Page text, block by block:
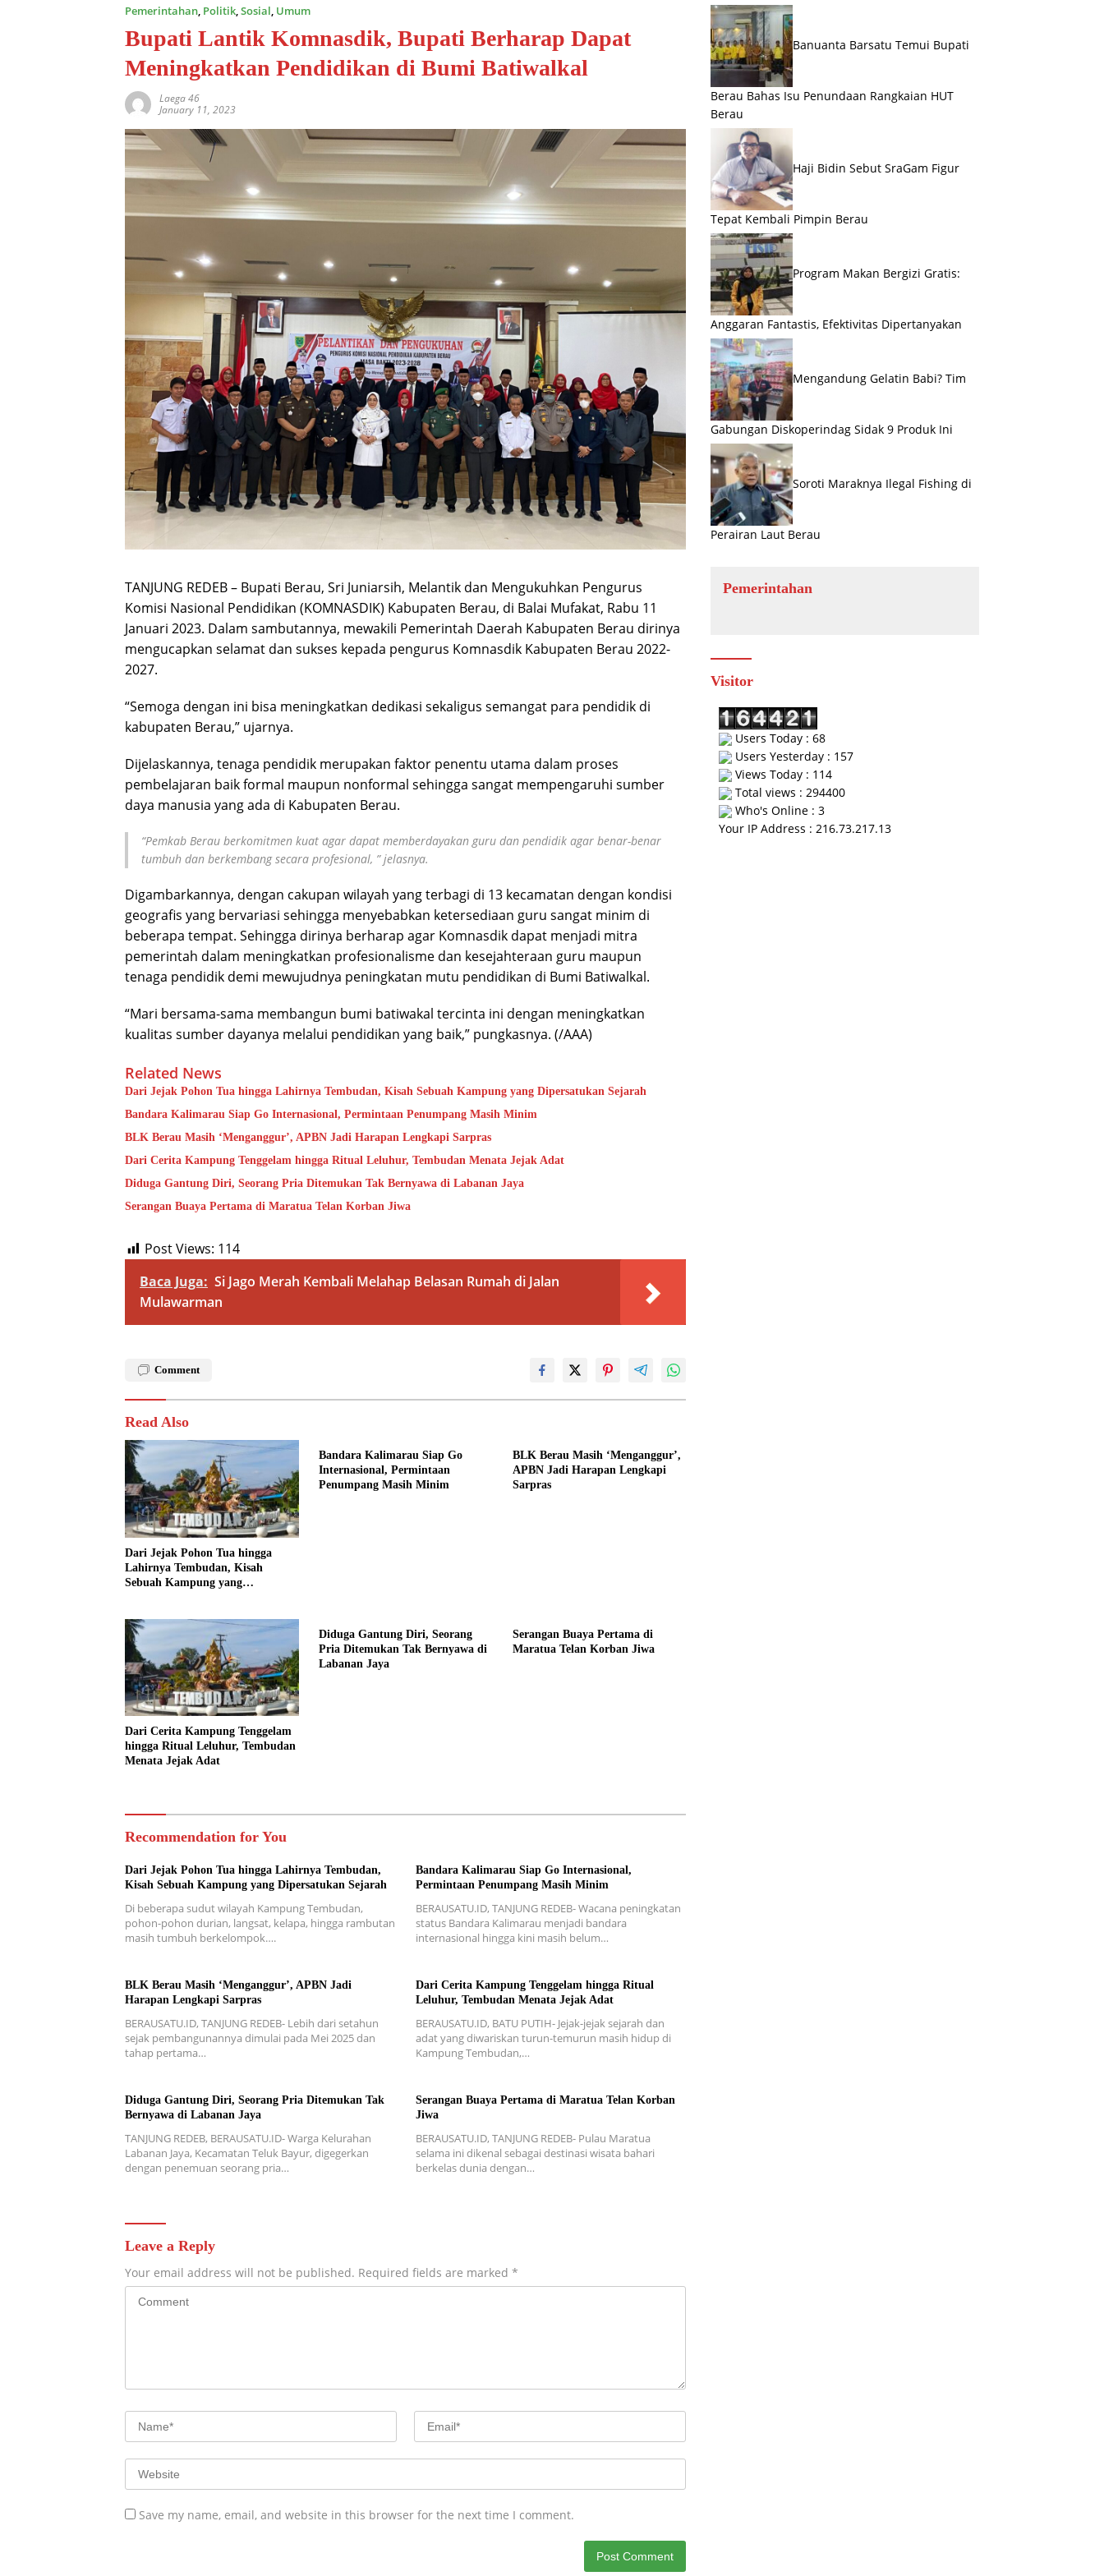
Pemerintahan, Politik,Sosial, Umum
Bupati Lantik Komnasdik, Bupati Berharap Dapat
Meningkatkan Pendidikan di Bumi Batiwalkal
Laega 46
January 11, 2023
TANJUNG REDEB – Bupati Berau, Sri Juniarsih, Melantik dan Mengukuhkan Pengurus
Komisi Nasional Pendidikan (KOMNASDIK) Kabupaten Berau, di Balai Mufakat, Rabu 11
Januari 2023. Dalam sambutannya, mewakili Pemerintah Daerah Kabupaten Berau dirinya
mengucapkan selamat dan sukses kepada pengurus Komnasdik Kabupaten Berau 2022-
2027.
“Semoga dengan ini bisa meningkatkan dedikasi sekaligus semangat para pendidik di
kabupaten Berau,” ujarnya.
Dijelaskannya, tenaga pendidik merupakan faktor penentu utama dalam proses
pembelajaran baik formal maupun nonformal sehingga sangat mempengaruhi sumber
daya manusia yang ada di Kabupaten Berau.
“Pemkab Berau berkomitmen kuat agar dapat memberdayakan guru dan pendidik agar benar-benar
tumbuh dan berkembang secara profesional, ” jelasnya.
Digambarkannya, dengan cakupan wilayah yang terbagi di 13 kecamatan dengan kondisi
geografis yang bervariasi sehingga menyebabkan ketersediaan guru sangat minim di
beberapa tempat. Sehingga dirinya berharap agar Komnasdik dapat menjadi mitra
pemerintah dalam meningkatkan profesionalisme dan kesejahteraan guru maupun
tenaga pendidik demi mewujudnya peningkatan mutu pendidikan di Bumi Batiwalkal.
“Mari bersama-sama membangun bumi batiwakal tercinta ini dengan meningkatkan
kualitas sumber dayanya melalui pendidikan yang baik,” pungkasnya. (/AAA)
Related News
Dari Jejak Pohon Tua hingga Lahirnya Tembudan, Kisah Sebuah Kampung yang Dipersatukan Sejarah
Bandara Kalimarau Siap Go Internasional, Permintaan Penumpang Masih Minim
BLK Berau Masih ‘Menganggur’, APBN Jadi Harapan Lengkapi Sarpras
Dari Cerita Kampung Tenggelam hingga Ritual Leluhur, Tembudan Menata Jejak Adat
Diduga Gantung Diri, Seorang Pria Ditemukan Tak Bernyawa di Labanan Jaya
Serangan Buaya Pertama di Maratua Telan Korban Jiwa
Post Views: 114
Baca Juga: Si Jago Merah Kembali Melahap Belasan Rumah di Jalan
Mulawarman
Comment
Read Also
Dari Jejak Pohon Tua hingga
Lahirnya Tembudan, Kisah
Sebuah Kampung yang
Bandara Kalimarau Siap Go
Internasional, Permintaan
Penumpang Masih Minim
BLK Berau Masih ‘Menganggur’,
APBN Jadi Harapan Lengkapi
Sarpras
Dari Cerita Kampung Tenggelam
hingga Ritual Leluhur, Tembudan
Menata Jejak Adat
Diduga Gantung Diri, Seorang
Pria Ditemukan Tak Bernyawa di
Labanan Jaya
Serangan Buaya Pertama di
Maratua Telan Korban Jiwa
Recommendation for You
Dari Jejak Pohon Tua hingga Lahirnya Tembudan,
Kisah Sebuah Kampung yang Dipersatukan Sejarah
Di beberapa sudut wilayah Kampung Tembudan,
pohon-pohon durian, langsat, kelapa, hingga rambutan
masih tumbuh berkelompok….
Bandara Kalimarau Siap Go Internasional,
Permintaan Penumpang Masih Minim
BERAUSATU.ID, TANJUNG REDEB- Wacana peningkatan
status Bandara Kalimarau menjadi bandara
internasional hingga kini masih belum…
BLK Berau Masih ‘Menganggur’, APBN Jadi
Harapan Lengkapi Sarpras
BERAUSATU.ID, TANJUNG REDEB- Lebih dari setahun
sejak pembangunannya dimulai pada Mei 2025 dan
tahap pertama…
Dari Cerita Kampung Tenggelam hingga Ritual
Leluhur, Tembudan Menata Jejak Adat
BERAUSATU.ID, BATU PUTIH- Jejak-jejak sejarah dan
adat yang diwariskan turun-temurun masih hidup di
Kampung Tembudan,…
Diduga Gantung Diri, Seorang Pria Ditemukan Tak
Bernyawa di Labanan Jaya
TANJUNG REDEB, BERAUSATU.ID- Warga Kelurahan
Labanan Jaya, Kecamatan Teluk Bayur, digegerkan
dengan penemuan seorang pria…
Serangan Buaya Pertama di Maratua Telan Korban
Jiwa
BERAUSATU.ID, TANJUNG REDEB- Pulau Maratua
selama ini dikenal sebagai destinasi wisata bahari
berkelas dunia dengan…
Leave a Reply
Your email address will not be published. Required fields are marked *
Save my name, email, and website in this browser for the next time I comment.
Banuanta Barsatu Temui Bupati
Berau Bahas Isu Penundaan Rangkaian HUT
Berau
Haji Bidin Sebut SraGam Figur
Tepat Kembali Pimpin Berau
Program Makan Bergizi Gratis:
Anggaran Fantastis, Efektivitas Dipertanyakan
Mengandung Gelatin Babi? Tim
Gabungan Diskoperindag Sidak 9 Produk Ini
Soroti Maraknya Ilegal Fishing di
Perairan Laut Berau
Pemerintahan
Visitor
Users Today : 68
Users Yesterday : 157
Views Today : 114
Total views : 294400
Who's Online : 3
Your IP Address : 216.73.217.13